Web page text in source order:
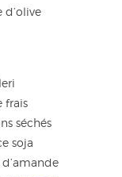
d’olive
frais
séchés
soja